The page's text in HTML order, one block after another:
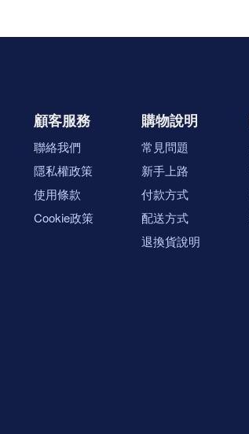
顧客服務
聯絡我們
隱私權政策
使用條款
Cookie政策
購物說明
常見問題
新手上路
付款方式
配送方式
退換貨說明